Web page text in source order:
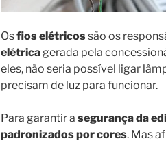
Osfios elétricossão os
elétricagerada pela
eles, não seria possível ligar
precisam de luz para funcionar.
Para garantir a segurança da
padronizados por cores. Mas